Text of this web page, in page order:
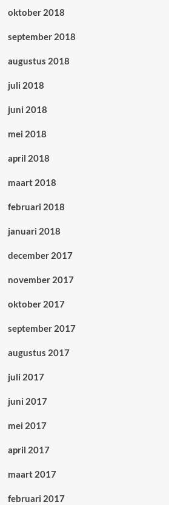
oktober 2018
september 2018
augustus 2018
juli 2018
juni 2018
mei 2018
april 2018
maart 2018
februari 2018
januari 2018
december 2017
november 2017
oktober 2017
september 2017
augustus 2017
juli 2017
juni 2017
mei 2017
april 2017
maart 2017
februari 2017